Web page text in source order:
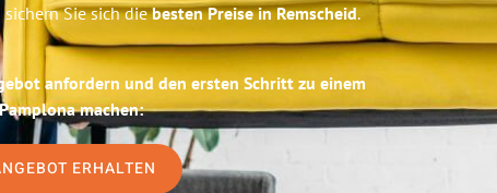
Sie sich diebesten Preise in Remscheid.
anfordern und den ersten Schritt zu einem
machen:
ERHALTEN